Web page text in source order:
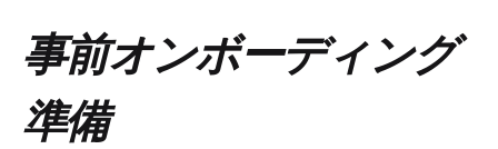
事前オンボーディング
準備